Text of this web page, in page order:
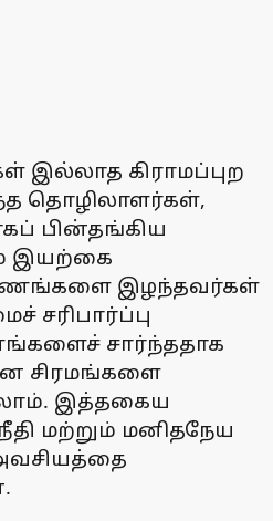
இல்லாத கிராமப்புற
தொழிலாளர்கள்,
பின்தங்கிய
இயற்கை
இழந்தவர்கள்
சரிபார்ப்பு
சார்ந்ததாக
சிரமங்களை
இத்தகைய
மற்றும் மனிதநேய